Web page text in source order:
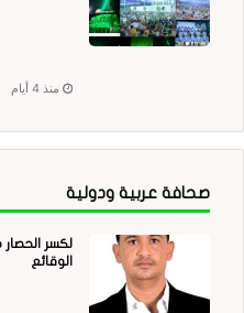
منذ 4 أيام
صحافة عربية ودولية
لكسر الحصار
الوقائع